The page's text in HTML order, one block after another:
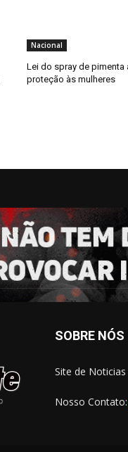
Nacional
Lei do spray de pimenta
proteção às mulheres
SOBRE NÓS
Site de
Nosso Contato: